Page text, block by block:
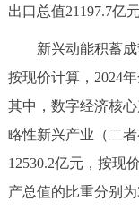
中介服务
政民互动
12345网上接诉即
出口总值21197.7亿
新兴动能积蓄成
按现价计算，2024
其中，数字经济核
略性新兴产业（二
12530.2亿元，按现
产总值的比重分别